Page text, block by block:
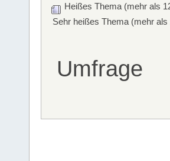
Heißes Thema (mehr als
Sehr heißes Thema (mehr als
Umfrage